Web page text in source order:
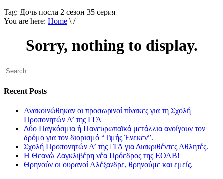
Tag: Дочь посла 2 сезон 35 серия
You are here: Home \ /
Sorry, nothing to display.
Recent Posts
Ανακοινώθηκαν οι προσωρινοί πίνακες για τη Σχολή
Προπονητών Α’ της ΓΓΑ
Δύο Παγκόσμια ή Πανευρωπαϊκά μετάλλια ανοίγουν τον
δρόμο για τον διορισμό “Τιμής Ένεκεν”.
Σχολή Προπονητών Α’ της ΓΓΑ για Διακριθέντες Αθλητές.
Η Θεανώ Ζαγκλιβέρη νέα Πρόεδρος της ΕΟΑΒ!
Θρηνούν οι ουρανοί Αλέξανδρε, θρηνούμε και εμείς.